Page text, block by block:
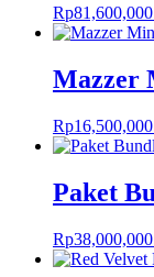
Rp
Mazzer
Rp
Paket
Rp